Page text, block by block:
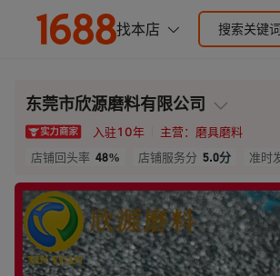
东莞市欣源磨料有限公司
入驻10年 主营： 磨具磨料
店铺回头率 48% 店铺服务分 5.0分 准时